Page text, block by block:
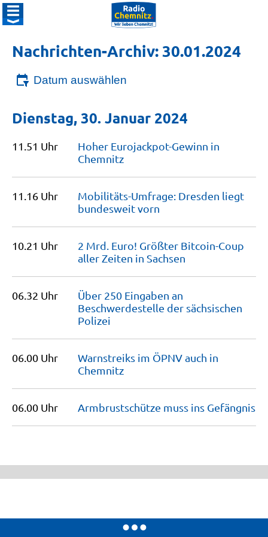
Nachrichten-Archiv: 30.01.2024
Datum auswählen
Dienstag, 30. Januar 2024
11.51 Uhr
Hoher Eurojackpot-Gewinn in
Chemnitz
11.16 Uhr
Mobilitäts-Umfrage: Dresden liegt
bundesweitvorn
10.21 Uhr
2 Mrd. Euro! Größter Bitcoin-Coup
aller Zeiten in Sachsen
06.32 Uhr
Über 250 Eingaben an
Beschwerdestelle der sächsischen
Polizei
06.00 Uhr
Warnstreiks im ÖPNV auch in
Chemnitz
06.00 Uhr Armbrustschütze muss ins Gefängnis